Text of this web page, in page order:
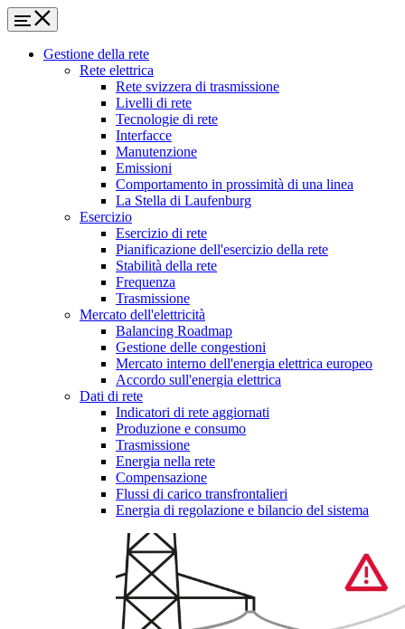
Gestione della rete
Rete elettrica
Rete svizzera di trasmissione
Livelli di rete
Tecnologie di rete
Interfacce
Manutenzione
Emissioni
Comportamento in prossimità di una linea
La Stella di Laufenburg
Esercizio
Esercizio di rete
Pianificazione dell'esercizio della rete
Stabilità della rete
Frequenza
Trasmissione
Mercato dell'elettricità
Balancing Roadmap
Gestione delle congestioni
Mercato interno dell'energia elettrica europeo
Accordo sull'energia elettrica
Dati di rete
Indicatori di rete aggiornati
Produzione e consumo
Trasmissione
Energia nella rete
Compensazione
Flussi di carico transfrontalieri
Energia di regolazione e bilancio del sistema